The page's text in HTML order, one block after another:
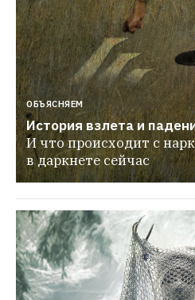
ОБЪЯСНЯЕМ
История взлета и
И что происходит с
в даркнете сейчас